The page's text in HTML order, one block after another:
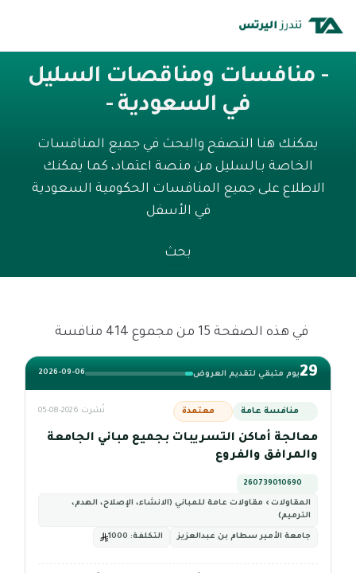
- منافسات ومناقصات السليل
في السعودية -
يمكنك هنا التصفح والبحث في جميع المنافسات
الخاصة بـالسليل من منصة اعتماد، كما يمكنك
الاطلاع على جميع المنافسات الحكومية السعودية
في الأسفل
بحث
في هذه الصفحة 15 من مجموع 414 منافسة
29يوم متبقي لتقديم العروض 2026-09-06
منافسة عامة معتمدة نُشرت 2026-08-05
معالجة أماكن التسريبات بجميع مباني الجامعة
والمرافق والفروع
260739010690
المقاولات › مقاولات عامة للمباني (الانشاء، الإصلاح، الهدم،
الترميم)
جامعة الأمير سطام بن عبدالعزيز التكلفة: